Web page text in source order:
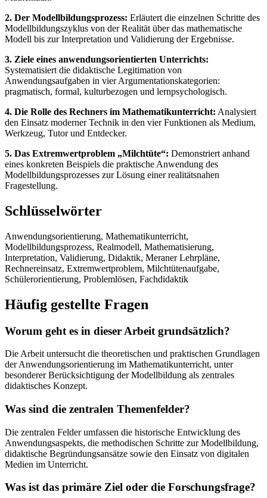
2. Der Modellbildungsprozess: Erläutert die einzelnen Schritte des
Modellbildungszyklus von der Realität über das mathematische
Modell bis zur Interpretation und Validierung der Ergebnisse.
3. Ziele eines anwendungsorientierten Unterrichts:
Systematisiert die didaktische Legitimation von
Anwendungsaufgaben in vier Argumentationskategorien:
pragmatisch, formal, kulturbezogen und lernpsychologisch.
4. Die Rolle des Rechners im Mathematikunterricht: Analysiert
den Einsatz moderner Technik in den vier Funktionen als Medium,
Werkzeug, Tutor und Entdecker.
5. Das Extremwertproblem „Milchtüte“: Demonstriert anhand
eines konkreten Beispiels die praktische Anwendung des
Modellbildungsprozesses zur Lösung einer realitätsnahen
Fragestellung.
Schlüsselwörter
Anwendungsorientierung, Mathematikunterricht,
Modellbildungsprozess, Realmodell, Mathematisierung,
Interpretation, Validierung, Didaktik, Meraner Lehrpläne,
Rechnereinsatz, Extremwertproblem, Milchtütenaufgabe,
Schülerorientierung, Problemlösen, Fachdidaktik
Häufig gestellte Fragen
Worum geht es in dieser Arbeit grundsätzlich?
Die Arbeit untersucht die theoretischen und praktischen Grundlagen
der Anwendungsorientierung im Mathematikunterricht, unter
besonderer Berücksichtigung der Modellbildung als zentrales
didaktisches Konzept.
Was sind die zentralen Themenfelder?
Die zentralen Felder umfassen die historische Entwicklung des
Anwendungsaspekts, die methodischen Schritte zur Modellbildung,
didaktische Begründungsansätze sowie den Einsatz von digitalen
Medien im Unterricht.
Was ist das primäre Ziel oder die Forschungsfrage?